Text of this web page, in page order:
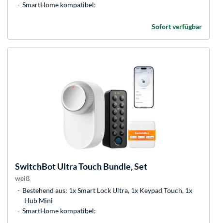
SmartHome kompatibel:
Sofort verfügbar
SwitchBotUltra Touch Bundle, Set
weiß
Bestehend aus: 1x Smart Lock Ultra, 1x Keypad Touch, 1x
Hub Mini
SmartHome kompatibel: